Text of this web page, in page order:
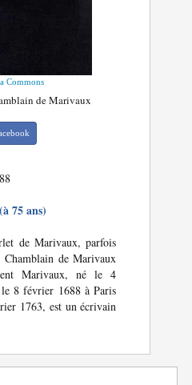
Commons
de Marivaux
(à 75 ans)
de Marivaux, parfois
de Marivaux
Marivaux, né le 4
8 février 1688 à Paris
1763, est un écrivain